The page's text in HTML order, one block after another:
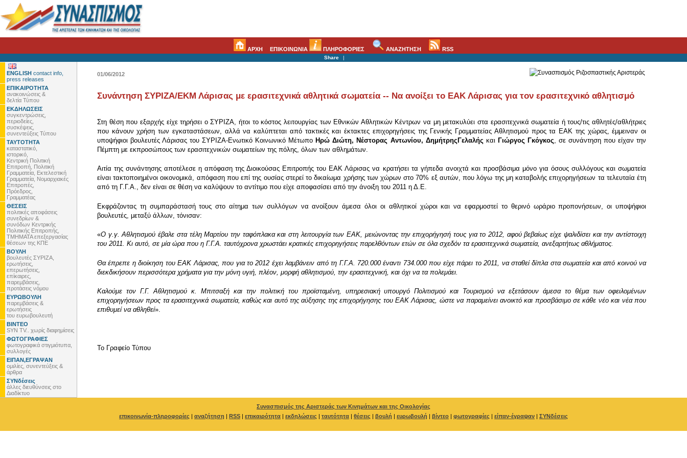
ΑΡΧΗ ΕΠΙΚΟΙΝΩΝΙΑ ΠΛΗΡΟΦΟΡΙΕΣ ΑΝΑΖΗΤΗΣΗ RSS
Share |
ENGLISH contact info,
press releases
ΕΠΙΚΑΙΡΟΤΗΤΑ
ανακοινώσεις &
δελτία Τύπου
ΕΚΔΗΛΩΣΕΙΣ
συγκεντρώσεις,
περιοδείες,
συσκέψεις,
συνεντεύξεις Τύπου
ΤΑΥΤΟΤΗΤΑ
καταστατικό,
ιστορικό,
Κεντρική Πολιτική
Επιτροπή, Πολιτική
Γραμματεία, Εκτελεστική
Γραμματεία, Νομαρχιακές
Επιτροπές,
Πρόεδρος,
Γραμματέας
ΘΕΣΕΙΣ
πολιτικές αποφάσεις
συνεδρίων &
συνόδων Κεντρικής
Πολιτικής Επιτροπής,
ΤΜΗΜΑΤΑ επεξεργασίας
θέσεων της ΚΠΕ
ΒΟΥΛΗ
βουλευτές ΣΥΡΙΖΑ,
ερωτήσεις,
επερωτήσεις,
επίκαιρες,
παρεμβάσεις,
προτάσεις νόμου
ΕΥΡΩΒΟΥΛΗ
παρεμβάσεις &
ερωτήσεις
του ευρωβουλευτή
ΒΙΝΤΕΟ
SYN TV.. χωρίς διαφημίσεις
ΦΩΤΟΓΡΑΦΙΕΣ
φωτογραφικά στιγμιότυπα,
συλλογές
ΕΙΠΑΝ,ΕΓΡΑΨΑΝ
ομιλίες, συνεντεύξεις &
άρθρα
ΣΥΝδέσεις
άλλες διευθύνσεις στο
Διαδίκτυο
01/06/2012
Συνάντηση ΣΥΡΙΖΑ/ΕΚΜ Λάρισας με ερασιτεχνικά αθλητικά σωματεία -- Να ανοίξει το ΕΑΚ Λάρισας για τον ερασιτεχνικό αθλητισμό
Στη θέση που εξαρχής είχε τηρήσει ο ΣΥΡΙΖΑ, ήτοι το κόστος λειτουργίας των Εθνικών Αθλητικών Κέντρων να μη μετακυλύει στα ερασιτεχνικά σωματεία ή τους/τις αθλητές/αθλήτριες
που κάνουν χρήση των εγκαταστάσεων, αλλά να καλύπτεται από τακτικές και έκτακτες επιχορηγήσεις της Γενικής Γραμματείας Αθλητισμού προς τα ΕΑΚ της χώρας, έμμειναν οι
υποψήφιοι βουλευτές Λάρισας του ΣΥΡΙΖΑ-Ενωτικό Κοινωνικό Μέτωπο Ηρώ Διώτη, Νέστορας Αντωνίου, Δημήτρης Γελαλής και Γιώργος Γκόγκος , σε συνάντηση που είχαν την
Πέμπτη με εκπροσώπους των ερασιτεχνικών σωματείων της πόλης, όλων των αθλημάτων.
Αιτία της συνάντησης αποτέλεσε η απόφαση της Διοικούσας Επιτροπής του ΕΑΚ Λάρισας να κρατήσει τα γήπεδα ανοιχτά και προσβάσιμα μόνο για όσους συλλόγους και σωματεία
είναι τακτοποιημένοι οικονομικά, απόφαση που επί της ουσίας στερεί το δικαίωμα χρήσης των χώρων στο 70% εξ αυτών, που λόγω της μη καταβολής επιχορηγήσεων τα τελευταία έτη
από τη Γ.Γ.Α., δεν είναι σε θέση να καλύψουν το αντίτιμο που είχε αποφασίσει από την άνοιξη του 2011 η Δ.Ε.
Εκφράζοντας τη συμπαράστασή τους στο αίτημα των συλλόγων να ανοίξουν άμεσα όλοι οι αθλητικοί χώροι και να εφαρμοστεί το θερινό ωράριο προπονήσεων, οι υποψήφιοι
βουλευτές, μεταξύ άλλων, τόνισαν:
«Ο γ.γ. Αθλητισμού έβαλε στα τέλη Μαρτίου την ταφόπλακα και στη λειτουργία των ΕΑΚ, μειώνοντας την επιχορήγησή τους για το 2012, αφού βεβαίως είχε ψαλιδίσει και την αντίστοιχη
του 2011. Κι αυτό, σε μία ώρα που η Γ.Γ.Α. ταυτόχρονα χρωστάει κρατικές επιχορηγήσεις παρελθόντων ετών σε όλα σχεδόν τα ερασιτεχνικά σωματεία, ανεξαρτήτως αθλήματος.
Θα έπρεπε η διοίκηση του ΕΑΚ Λάρισας, που για το 2012 έχει λαμβάνειν από τη Γ.Γ.Α. 720.000 έναντι 734.000 που είχε πάρει το 2011, να σταθεί δίπλα στα σωματεία και από κοινού να
διεκδικήσουν περισσότερα χρήματα για την μόνη υγιή, πλέον, μορφή αθλητισμού, την ερασιτεχνική, και όχι να τα πολεμάει.
Καλούμε τον Γ.Γ. Αθλητισμού κ. Μπιτσαξή και την πολιτική του προϊσταμένη, υπηρεσιακή υπουργό Πολιτισμού και Τουρισμού να εξετάσουν άμεσα το θέμα των οφειλομένων
επιχορηγήσεων προς τα ερασιτεχνικά σωματεία, καθώς και αυτό της αύξησης της επιχορήγησης του ΕΑΚ Λάρισας, ώστε να παραμείνει ανοικτό και προσβάσιμο σε κάθε νέο και νέα που
επιθυμεί να αθληθεί».
To Γραφείο Τύπου
Συνασπισμός της Αριστεράς των Κινημάτων και της Οικολογίας
επικοινωνία-πληροφορίες | αναζήτηση | RSS | επικαιρότητα | εκδηλώσεις | ταυτότητα | θέσεις | βουλή | ευρωβουλή | βίντεο | φωτογραφίες | είπαν-έγραψαν | ΣΥΝδέσεις